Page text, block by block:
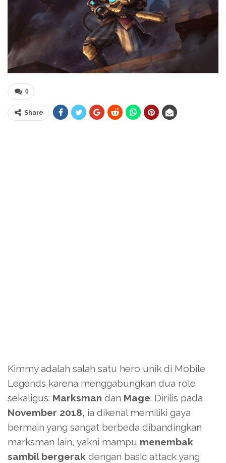
0
Share
Kimmy adalah salah satu hero unik di Mobile
Legends karena menggabungkan dua role
sekaligus: Marksman dan Mage. Dirilis pada
November 2018, ia dikenal memiliki gaya
bermain yang sangat berbeda dibandingkan
marksman lain, yakni mampu menembak
sambil bergerak dengan basic attack yang